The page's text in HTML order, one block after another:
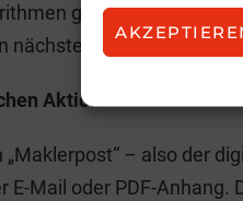
gießen. Und diese
nächsten Schritt – den
Aktion
– also der
Mail oder PDF-Anhang.